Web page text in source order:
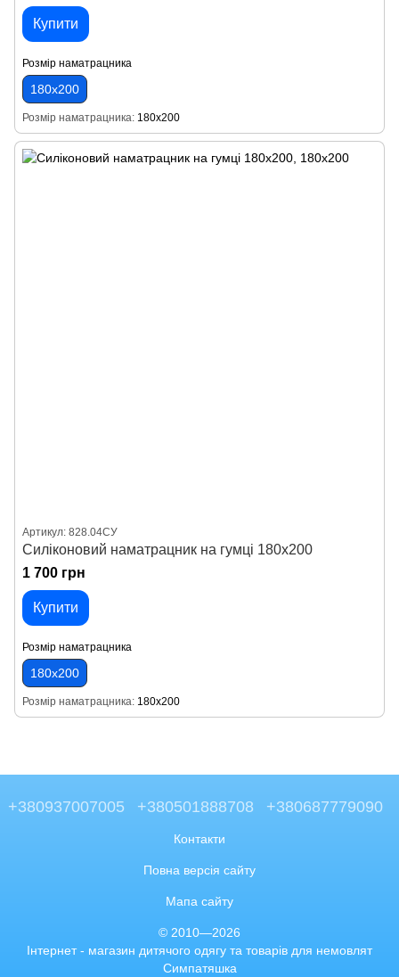
Купити
Розмір наматрацника
180х200
Розмір наматрацника 180х200
Артикул: 828.04СУ
Силіконовий наматрацник на гумці 180х200
1 700 грн
Купити
Розмір наматрацника
180х200
Розмір наматрацника 180х200
+380937007005 +380501888708 +380687779090
Контакти
Повна версія сайту
Мапа сайту
© 2010—2026
Інтернет - магазин дитячого одягу та товарів для немовлят
Симпатяшка